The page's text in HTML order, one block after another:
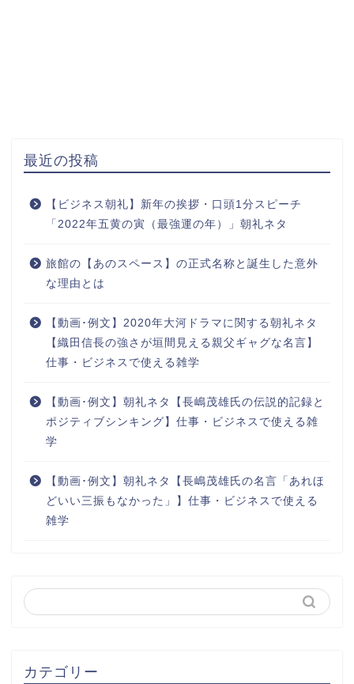
最近の投稿
【ビジネス朝礼】新年の挨拶・口頭1分スピーチ
「2022年五黄の寅（最強運の年）」朝礼ネタ
旅館の【あのスペース】の正式名称と誕生した意外
な理由とは
【動画･例文】2020年大河ドラマに関する朝礼ネタ
【織田信長の強さが垣間見える親父ギャグな名言】
仕事・ビジネスで使える雑学
【動画･例文】朝礼ネタ【長嶋茂雄氏の伝説的記録と
ポジティブシンキング】仕事・ビジネスで使える雑
学
【動画･例文】朝礼ネタ【長嶋茂雄氏の名言「あれほ
どいい三振もなかった」】仕事・ビジネスで使える
雑学
カテゴリー